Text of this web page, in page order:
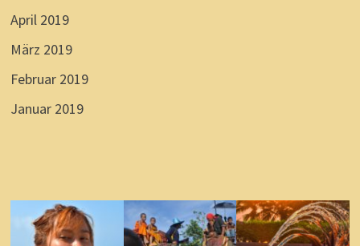
April 2019
März 2019
Februar 2019
Januar 2019